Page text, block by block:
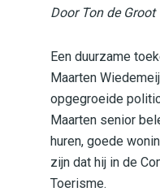
Door Ton de Groot
Een duurzame
Maarten
opgegroeide
Maarten senior
huren, goede
zijn dat hij in de
Toerisme.